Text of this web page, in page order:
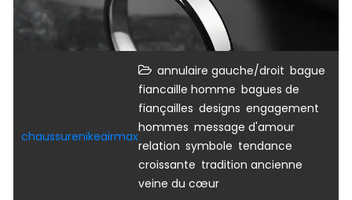
chaussurenikeairmax
annulaire gauche/droit bague
fiancaille homme bagues de
fiançailles designs engagement
hommes message d'amour
relation symbole tendance
croissante tradition ancienne
veine du cœur